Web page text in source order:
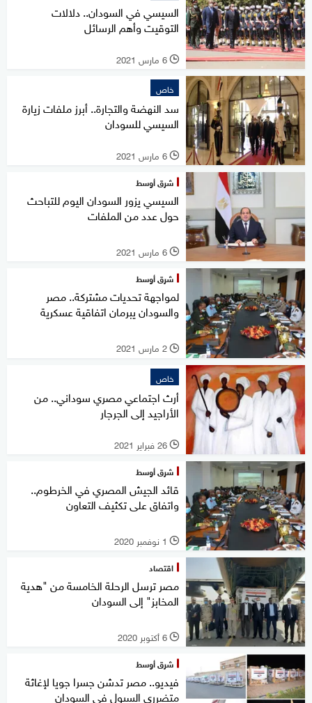
السيسي في السودان.. دلالات
التوقيت وأهم الرسائل
l 6 مارس 2021
خاص
سد النهضة والتجارة.. أبرز ملفات زيارة
السيسي للسودان
l 6 مارس 2021
شرق أوسط
السيسي يزور السودان اليوم للتباحث
حول عدد من الملفات
l 6 مارس 2021
شرق أوسط
لمواجهة تحديات مشتركة.. مصر
والسودان يبرمان اتفاقية عسكرية
l 2 مارس 2021
خاص
أرث اجتماعي مصري سوداني.. من
الأراجيد إلى الجرجار
l 26 فبراير 2021
شرق أوسط
قائد الجيش المصري في الخرطوم..
واتفاق على تكثيف التعاون
l 1 نوفمبر 2020
اقتصاد
مصر ترسل الرحلة الخامسة من "هدية
المخابز" إلى السودان
l 6 أكتوبر 2020
شرق أوسط
فيديو.. مصر تدشن جسرا جويا لإغاثة
متضرري السيول في السودان